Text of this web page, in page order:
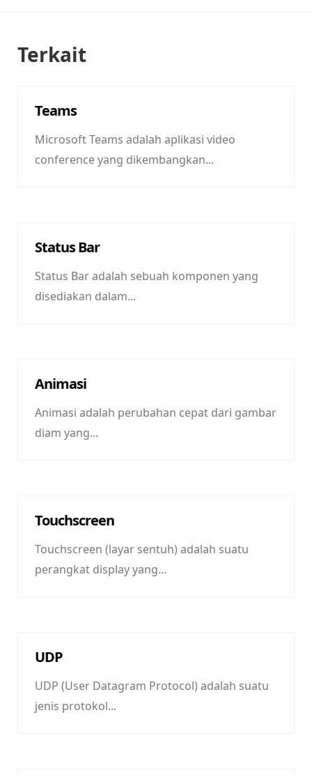
Terkait
Teams
Microsoft Teams adalah aplikasi video
conference yang dikembangkan...
Status Bar
Status Bar adalah sebuah komponen yang
disediakan dalam...
Animasi
Animasi adalah perubahan cepat dari gambar
diam yang...
Touchscreen
Touchscreen (layar sentuh) adalah suatu
perangkat display yang...
UDP
UDP (User Datagram Protocol) adalah suatu
jenis protokol...